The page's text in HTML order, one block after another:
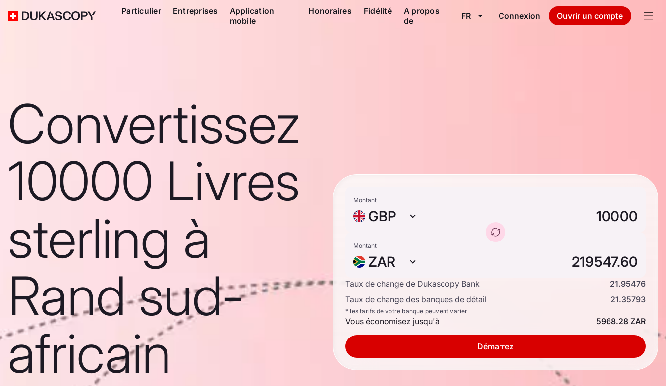
Particulier Entreprises
Application
mobile
Honoraires Fidélité
A propos
de
FR Connexion Ouvrir un compte
Convertissez
10000 Livres
sterling à
Rand sud-
africain
Montant
GBP
Montant
ZAR
Taux de change de Dukascopy Bank
21.95476
Taux de change des banques de détail
21.35793
* les tarifs de votre banque peuvent varier
Vous économisez jusqu'à 5968.28 ZAR
Démarrez